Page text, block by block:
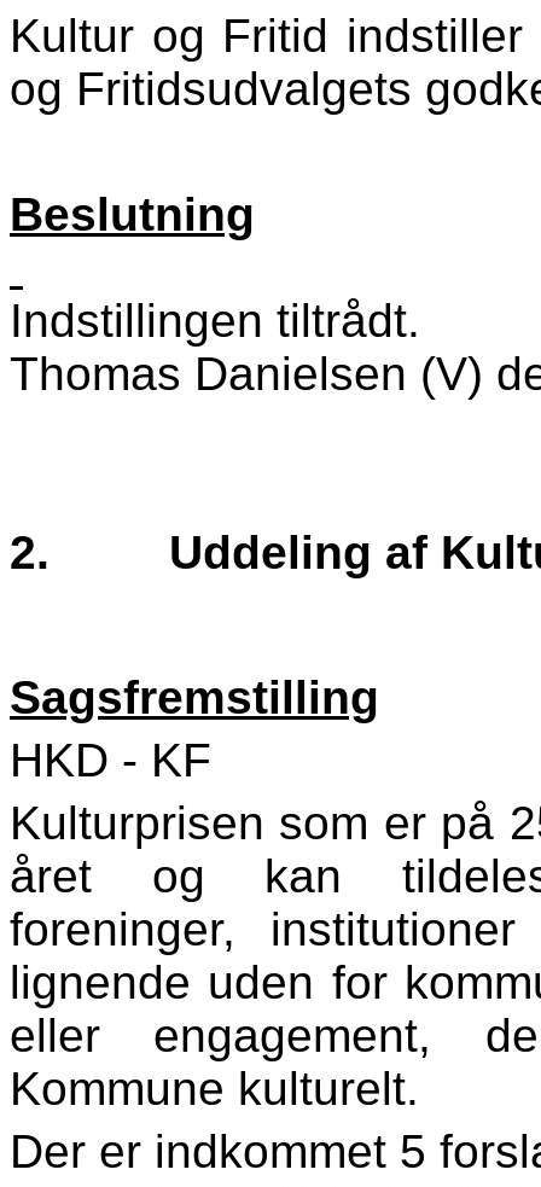
Kultur og Fritid
og Fritidsudvalgets
Beslutning
Indstillingen tiltrådt.
Thomas Danielsen (V)
2. Uddeling af
Sagsfremstilling
HKD - KF
Kulturprisen som er på
året og kan tildeles
foreninger,
lignende uden for
eller engagement,
Kommune kulturelt.
Der er indkommet 5